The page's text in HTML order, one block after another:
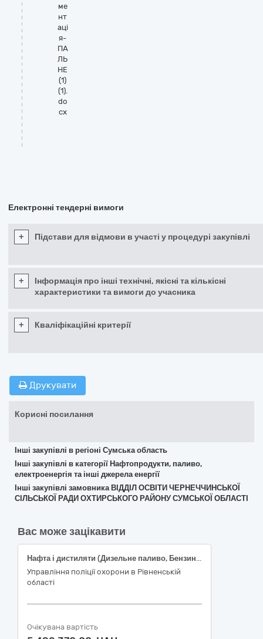
ме
нт
аці
я-
ПА
ЛЬ
НЕ
(1)
(1).
do
cx
Електронні тендерні вимоги
+ Підстави для відмови в участі у процедурі закупівлі
+
Інформація про інші технічні, якісні та кількісні
характеристики та вимоги до учасника
+ Кваліфікаційні критерії
Друкувати
Корисні посилання
Інші закупівлі в регіоні Сумська область
Інші закупівлі в категорії Нафтопродукти, паливо,
електроенергія та інші джерела енергії
Інші закупівлі замовника ВІДДІЛ ОСВІТИ ЧЕРНЕЧЧИНСЬКОЇ
СІЛЬСЬКОЇ РАДИ ОХТИРСЬКОГО РАЙОНУ СУМСЬКОЇ ОБЛАСТІ
Вас може зацікавити
Нафта і дистиляти (Дизельне паливо, Бензин А-95)
Управління поліції охорони в Рівненській
області
Очікувана вартість